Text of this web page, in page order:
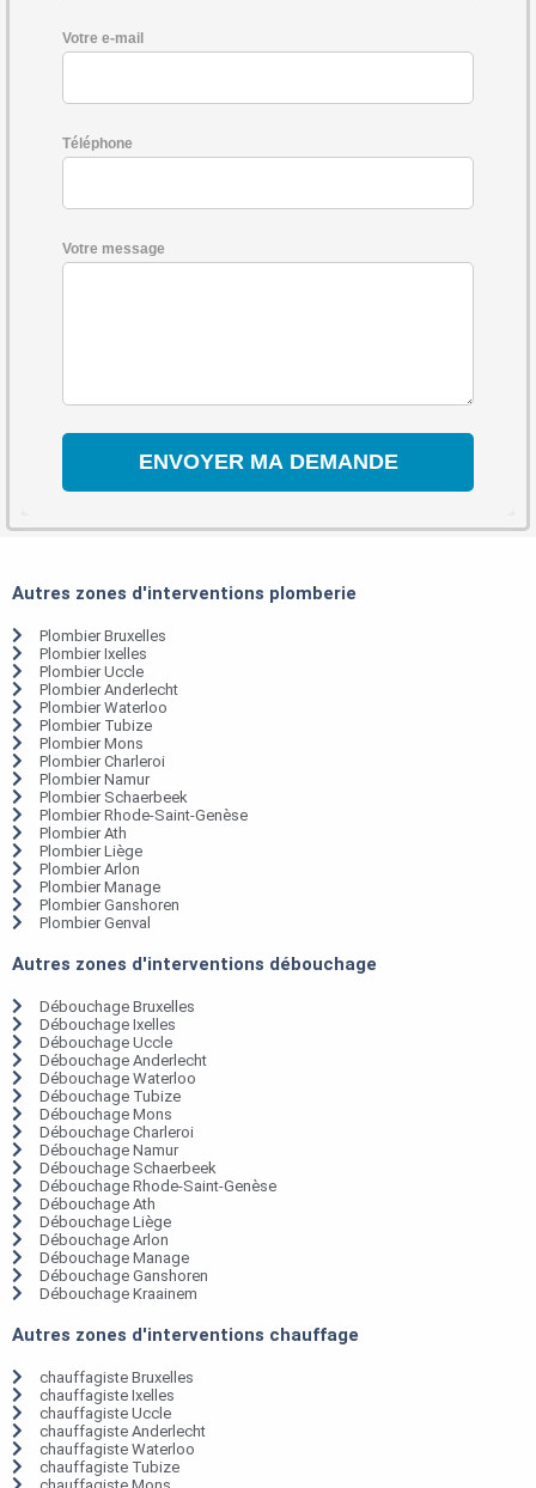
Votre e-mail
Téléphone
Votre message
Autres zones d'interventions plomberie
Plombier Bruxelles
Plombier Ixelles
Plombier Uccle
Plombier Anderlecht
Plombier Waterloo
Plombier Tubize
Plombier Mons
Plombier Charleroi
Plombier Namur
Plombier Schaerbeek
Plombier Rhode-Saint-Genèse
Plombier Ath
Plombier Liège
Plombier Arlon
Plombier Manage
Plombier Ganshoren
Plombier Genval
Autres zones d'interventions débouchage
Débouchage Bruxelles
Débouchage Ixelles
Débouchage Uccle
Débouchage Anderlecht
Débouchage Waterloo
Débouchage Tubize
Débouchage Mons
Débouchage Charleroi
Débouchage Namur
Débouchage Schaerbeek
Débouchage Rhode-Saint-Genèse
Débouchage Ath
Débouchage Liège
Débouchage Arlon
Débouchage Manage
Débouchage Ganshoren
Débouchage Kraainem
Autres zones d'interventions chauffage
chauffagiste Bruxelles
chauffagiste Ixelles
chauffagiste Uccle
chauffagiste Anderlecht
chauffagiste Waterloo
chauffagiste Tubize